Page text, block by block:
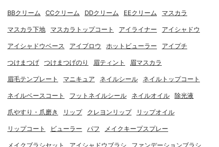
BBクリーム CCクリーム DDクリーム EEクリーム マスカラ
マスカラ下地 マスカラトップコート アイライナー アイシャドウ
アイシャドウベース アイブロウ ホットビューラー アイプチ
つけまつげ つけまつげのり 眉ティント 眉マスカラ
眉毛テンプレート マニキュア ネイルシール ネイルトップコート
ネイルベースコート フットネイルシール ネイルオイル 除光液
爪やすり・爪磨き リップ クレヨンリップ リップオイル
リップコート ビューラー パフ メイクキープスプレー
メイクブラシセット アイシャドウブラシ ファンデーションブラシ